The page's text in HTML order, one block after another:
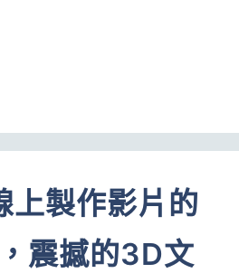
製作影片的
震撼的3D文